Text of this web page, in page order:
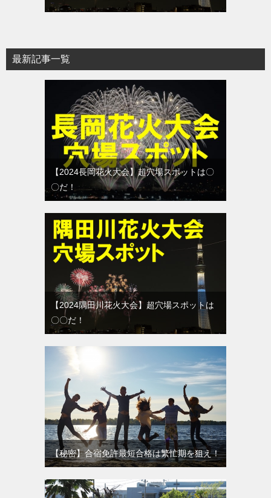
最新記事一覧
【2024長岡花火大会】超穴場スポットは〇
〇だ！
【2024隅田川花火大会】超穴場スポットは
〇〇だ！
【秘密】合宿免許最短合格は繁忙期を狙え！